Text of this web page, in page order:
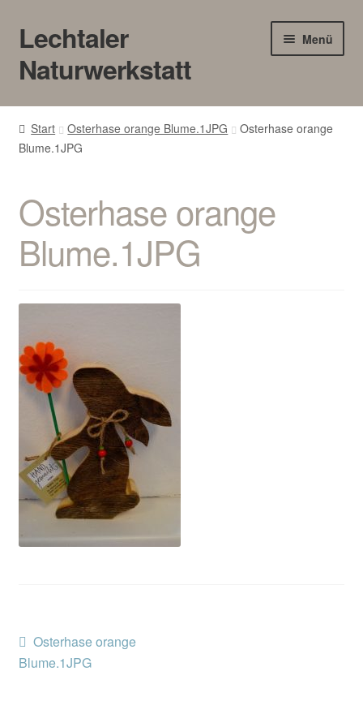
Zur
Navigation
springen
Zum
Inhalt
springen
Lechtaler
Naturwerkstatt
Menü
HOME
BLOG
Kontakt/Anfahrt
Start Osterhase orange Blume.1JPG
Osterhase orange
Blume.1JPG
Osterhase orange
Blume.1JPG
Beitragsnavigation
Vorheriger
Beitrag:
Osterhase orange
Blume.1JPG